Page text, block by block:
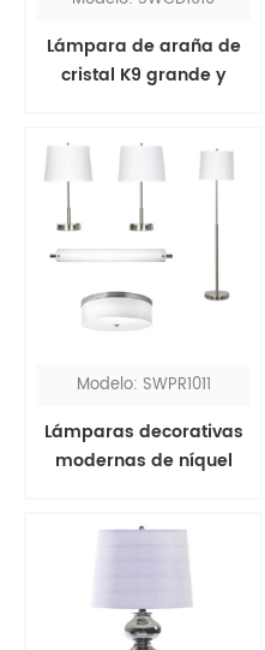
Lámpara de araña de
cristal K9 grande y
Modelo: SWPR1011
Lámparas decorativas
modernas de níquel
habitaciones de hotel